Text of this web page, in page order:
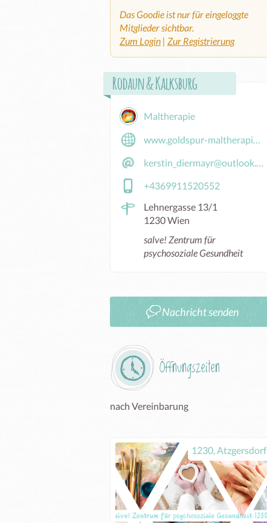
Das Goodie ist nur für eingeloggte
Mitglieder sichtbar.
Zum Login | Zur Registrierung
Rodaun & Kalksburg
Maltherapie
www.goldspur-maltherapie.at/
kerstin_diermayr@outlook.com
+4369911520552
Lehnergasse 13/1
1230 Wien
salve! Zentrum für
psychosoziale Gesundheit
Nachricht senden
Öffnungszeiten
nach Vereinbarung
1230, Atzgersdorf